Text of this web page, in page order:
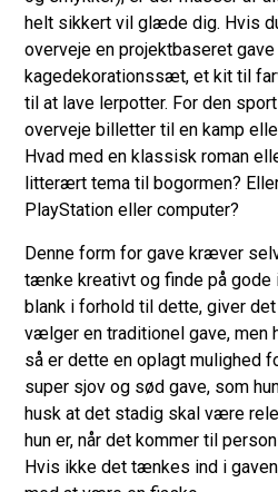
helt sikkert vil glæde dig. Hvis
overveje en projektbaseret
kagedekorationssæt, et kit til
til at lave lerpotter. For den
overveje billetter til en kamp
Hvad med en klassisk roman
litterært tema til bogormen?
PlayStation eller computer?
Denne form for gave kræver
tænke kreativt og finde på gode
blank i forhold til dette, giver
vælger en traditionel gave, men
så er dette en oplagt mulighed
super sjov og sød gave, som
husk at det stadig skal være
hun er, når det kommer til
Hvis ikke det tænkes ind i